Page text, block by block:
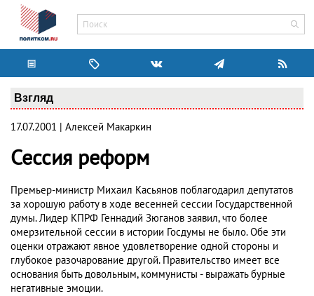
Взгляд
17.07.2001 | Алексей Макаркин
Сессия реформ
Премьер-министр Михаил Касьянов поблагодарил депутатов
за хорошую работу в ходе весенней сессии Государственной
думы. Лидер КПРФ Геннадий Зюганов заявил, что более
омерзительной сессии в истории Госдумы не было. Обе эти
оценки отражают явное удовлетворение одной стороны и
глубокое разочарование другой. Правительство имеет все
основания быть довольным, коммунисты - выражать бурные
негативные эмоции.